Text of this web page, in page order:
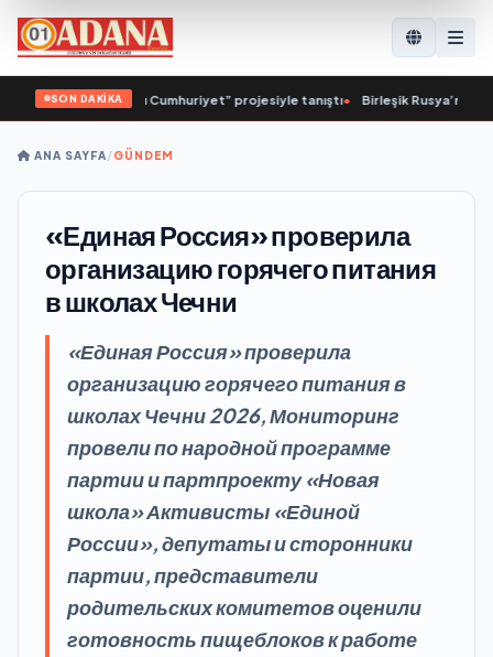
SON DAKİKA
Valuev, “Sağlıklı Cumhuriyet” projesiyle tanıştı• Birleşik Rusya’nın
ANA SAYFA/GÜNDEM
«Единая Россия» проверила
организацию горячего питания
в школах Чечни
«Единая Россия» проверила
организацию горячего питания в
школах Чечни 2026, Мониторинг
провели по народной программе
партии и партпроекту «Новая
школа» Активисты «Единой
России», депутаты и сторонники
партии, представители
родительских комитетов оценили
готовность пищеблоков к работе